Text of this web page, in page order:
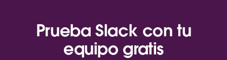
Prueba Slack con tu
equipo gratis